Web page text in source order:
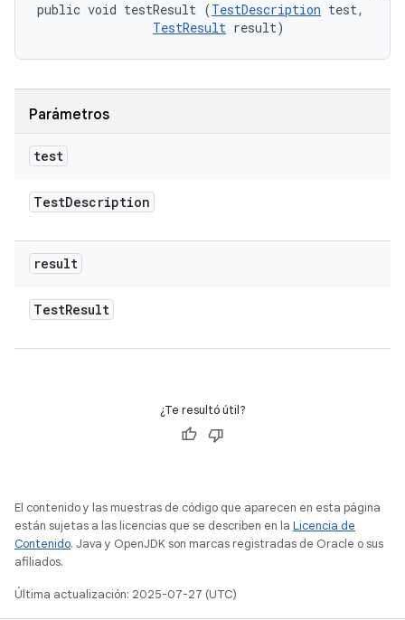
public void testResult (TestDescription test,
TestResult result)
Parámetros
test
TestDescription
result
TestResult
¿Te resultó útil?
El contenido y las muestras de código que aparecen en esta página
están sujetas a las licencias que se describen en la Licencia de
Contenido. Java y OpenJDK son marcas registradas de Oracle o sus
afiliados.
Última actualización: 2025-07-27 (UTC)